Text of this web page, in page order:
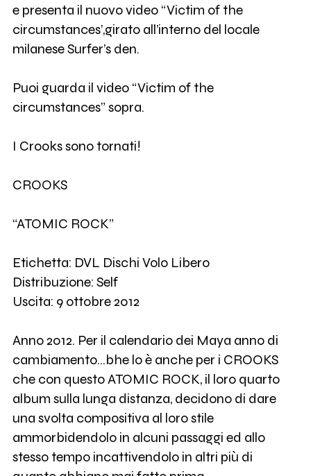
e presenta il nuovo video “Victim of the
circumstances’,girato all’interno del locale
milanese Surfer’s den.
Puoi guarda il video “Victim of the
circumstances” sopra.
I Crooks sono tornati!
CROOKS
“ATOMIC ROCK”
Etichetta: DVL Dischi Volo Libero
Distribuzione: Self
Uscita: 9 ottobre 2012
Anno 2012. Per il calendario dei Maya anno di
cambiamento…bhe lo è anche per i CROOKS
che con questo ATOMIC ROCK, il loro quarto
album sulla lunga distanza, decidono di dare
una svolta compositiva al loro stile
ammorbidendolo in alcuni passaggi ed allo
stesso tempo incattivendolo in altri più di